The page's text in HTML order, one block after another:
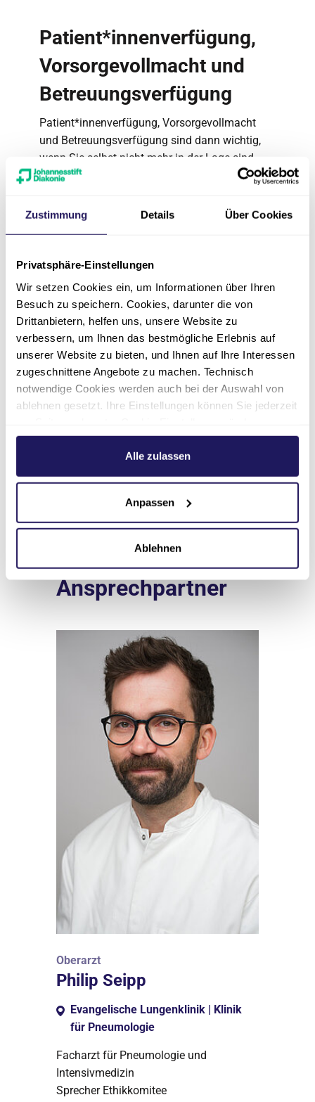
Zustimmung Details Über Cookies
Privatsphäre-Einstellungen
Wir setzen Cookies ein, um Informationen über Ihren
Besuch zu speichern. Cookies, darunter die von
Drittanbietern, helfen uns, unsere Website zu
verbessern, um Ihnen das bestmögliche Erlebnis auf
unserer Website zu bieten, und Ihnen auf Ihre Interessen
zugeschnittene Angebote zu machen. Technisch
notwendige Cookies werden auch bei der Auswahl von
ablehnen gesetzt. Ihre Einstellungen können Sie jederzeit
Weitere Informationen hierzu finden Sie in unserer
.
Alle zulassen
Anpassen
Ablehnen
Patient*innenverfügung,
Vorsorgevollmacht und
Betreuungsverfügung
Patient*innenverfügung, Vorsorgevollmacht
und Betreuungsverfügung sind dann wichtig,
wenn Sie selbst nicht mehr in der Lage sind,
Ihre Angelegenheiten zu regeln. Dieser Fall tritt
liegen oder an einer Demenzerkrankung leiden.
Vorsorge-
Verfügungen
Patient*innenverfügung
Ansprechpartner
Oberarzt
Philip Seipp
Evangelische Lungenklinik | Klinik
für Pneumologie
Facharzt für Pneumologie und
Intensivmedizin
Sprecher Ethikkomitee